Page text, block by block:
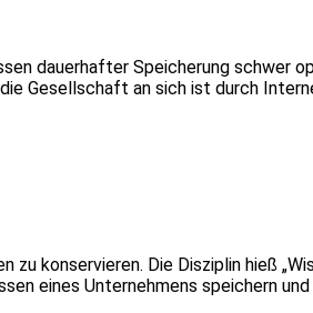
dauerhafter Speicherung schwer
Gesellschaft an sich ist durch
konservieren. Die Disziplin hieß
eines Unternehmens speichern